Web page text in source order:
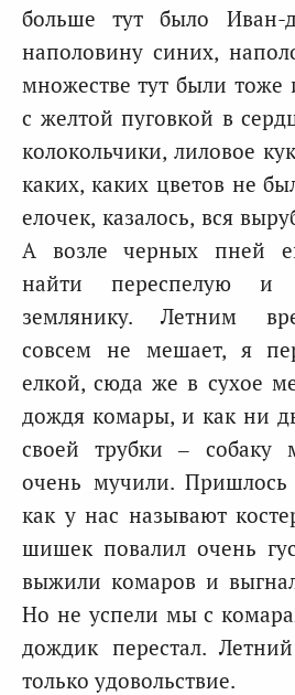
больше тут было Иван-
наполовину синих,
множестве тут были
с желтой пуговкой в
колокольчики, лиловое
каких, каких цветов не
елочек, казалось, вся
А возле черных пней
найти переспелую и
землянику. Летним
совсем не мешает, я
елкой, сюда же в сухое
дождя комары, и как ни
своей трубки –
очень мучили. Пришлось
как у нас называют
шишек повалил очень
выжили комаров и
Но не успели мы с
дождик перестал.
только удовольствие.